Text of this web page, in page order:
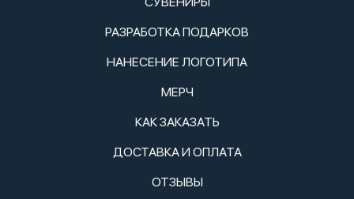
РАЗРАБОТКА ПОДАРКОВ
НАНЕСЕНИЕ ЛОГОТИПА
МЕРЧ
КАК ЗАКАЗАТЬ
ДОСТАВКА И ОПЛАТА
ОТЗЫВЫ